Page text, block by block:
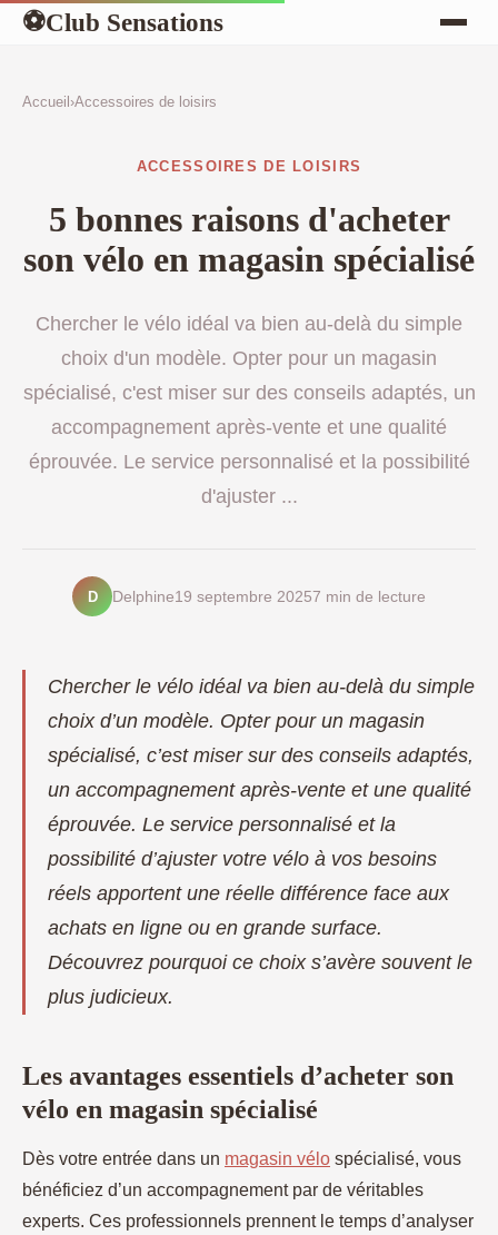
⚽Club Sensations
Accueil ›Accessoires de loisirs
ACCESSOIRES DE LOISIRS
5 bonnes raisons d'acheter
son vélo en magasin spécialisé
Chercher le vélo idéal va bien au-delà du simple
choix d'un modèle. Opter pour un magasin
spécialisé, c'est miser sur des conseils adaptés, un
accompagnement après-vente et une qualité
éprouvée. Le service personnalisé et la possibilité
d'ajuster ...
D Delphine19 septembre 20257 min de lecture
Chercher le vélo idéal va bien au-delà du simple
choix d’un modèle. Opter pour un magasin
spécialisé, c’est miser sur des conseils adaptés,
un accompagnement après-vente et une qualité
éprouvée. Le service personnalisé et la
possibilité d’ajuster votre vélo à vos besoins
réels apportent une réelle différence face aux
achats en ligne ou en grande surface.
Découvrez pourquoi ce choix s’avère souvent le
plus judicieux.
Les avantages essentiels d’acheter son
vélo en magasin spécialisé
Dès votre entrée dans un magasin vélo spécialisé, vous
bénéficiez d’un accompagnement par de véritables
experts. Ces professionnels prennent le temps d’analyser